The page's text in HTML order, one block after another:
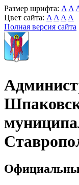
Размер шрифта: A A
Цвет сайта: A A A A
Полная версия сайта